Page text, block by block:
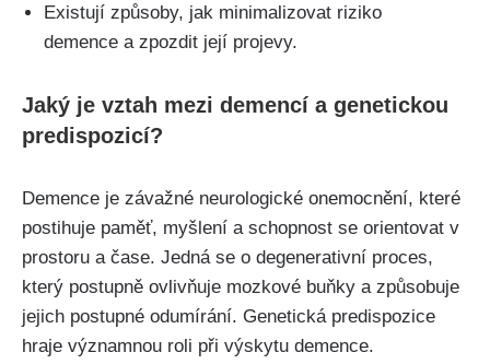
Existují způsoby, jak minimalizovat riziko
demence a zpozdit její projevy.
Jaký je vztah mezi demencí a genetickou
predispozicí?
Demence je závažné neurologické onemocnění, které
postihuje paměť, myšlení a schopnost se orientovat v
prostoru a čase. Jedná se o degenerativní proces,
který postupně ovlivňuje mozkové buňky a způsobuje
jejich postupné odumírání. Genetická predispozice
hraje významnou roli při výskytu demence.